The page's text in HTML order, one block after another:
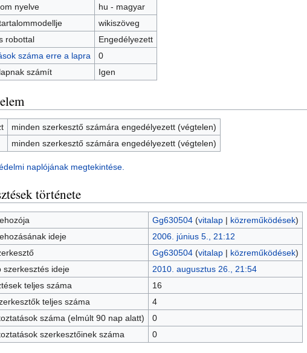
nyelve
hu - magyar
wikiszöveg
robottal
Engedélyezett
száma erre a lapra
0
számít
Igen
minden szerkesztő számára engedélyezett (végtelen)
minden szerkesztő számára engedélyezett (végtelen)
naplójának megtekintése.
története
Gg630504 (vitalap| közreműködések)
ideje
2006. június 5., 21:12
Gg630504 (vitalap| közreműködések)
szerkesztés ideje
2010. augusztus 26., 21:54
teljes száma
16
teljes száma
4
száma (elmúlt 90 nap alatt)
0
szerkesztőinek száma
0